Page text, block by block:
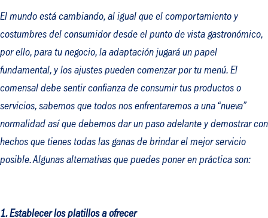
El mundo está cambiando, al igual que el comportamiento y
costumbres del consumidor desde el punto de vista gastronómico,
por ello, para tu negocio, la adaptación jugará un papel
fundamental, y los ajustes pueden comenzar por tu menú. El
comensal debe sentir confianza de consumir tus productos o
servicios, sabemos que todos nos enfrentaremos a una “nueva”
normalidad así que debemos dar un paso adelante y demostrar con
hechos que tienes todas las ganas de brindar el mejor servicio
posible. Algunas alternativas que puedes poner en práctica son:
1. Establecer los platillos a ofrecer